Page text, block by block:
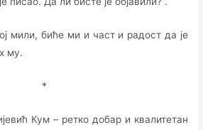
мили, биће ми и част и радост да је
му.
*
Кум – ретко добар и квалитетан